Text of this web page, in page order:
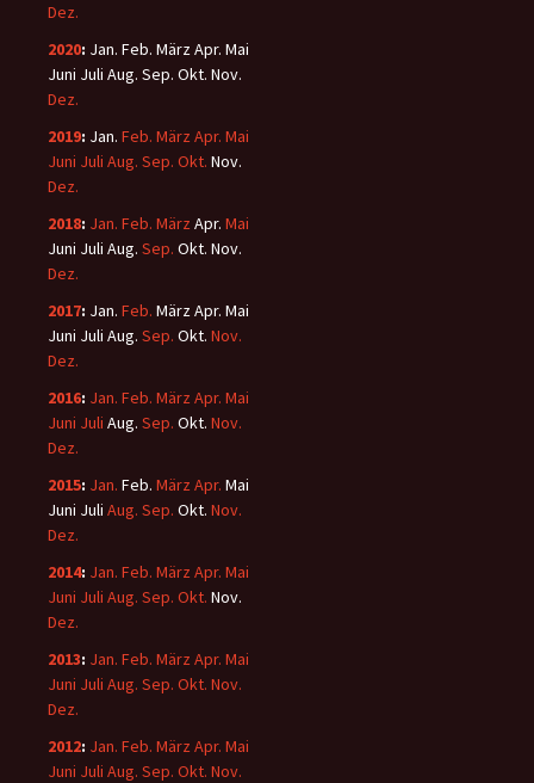
Dez.
2020: Jan. Feb. MärzApr. Mai
Juni Juli Aug. Sep. Okt. Nov.
Dez.
2019: Jan. Feb. März Apr. Mai
Juni Juli Aug. Sep. Okt. Nov.
Dez.
2018: Jan. Feb. März Apr. Mai
Juni Juli Aug. Sep. Okt. Nov.
Dez.
2017: Jan. Feb. MärzApr. Mai
Juni Juli Aug. Sep. Okt. Nov.
Dez.
2016: Jan. Feb. März Apr. Mai
Juni Juli Aug. Sep. Okt. Nov.
Dez.
2015: Jan. Feb. März Apr. Mai
Juni Juli Aug. Sep. Okt. Nov.
Dez.
2014: Jan. Feb. März Apr. Mai
Juni Juli Aug. Sep. Okt. Nov.
Dez.
2013: Jan. Feb. März Apr. Mai
Juni Juli Aug. Sep. Okt. Nov.
Dez.
2012: Jan. Feb. März Apr. Mai
Juni Juli Aug. Sep. Okt. Nov.